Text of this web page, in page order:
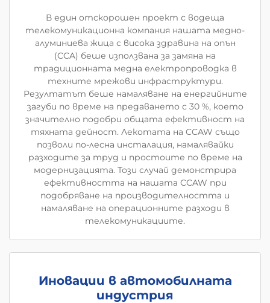
В един отскорошен проект с водеща
телекомуникационна компания нашата медно-
алуминиева жица с висока здравина на опън
(CCA) беше използвана за замяна на
традиционната медна електропроводка в
техните мрежови инфраструктури.
Резултатът беше намаляване на енергийните
загуби по време на предаването с 30 %, което
значително подобри общата ефективност на
тяхната дейност. Лекотата на CCAW също
позволи по-лесна инсталация, намалявайки
разходите за труд и простоите по време на
модернизацията. Този случай демонстрира
ефективността на нашата CCAW при
подобряване на производителността и
намаляване на операционните разходи в
телекомуникациите.
Иновации в автомобилната
индустрия